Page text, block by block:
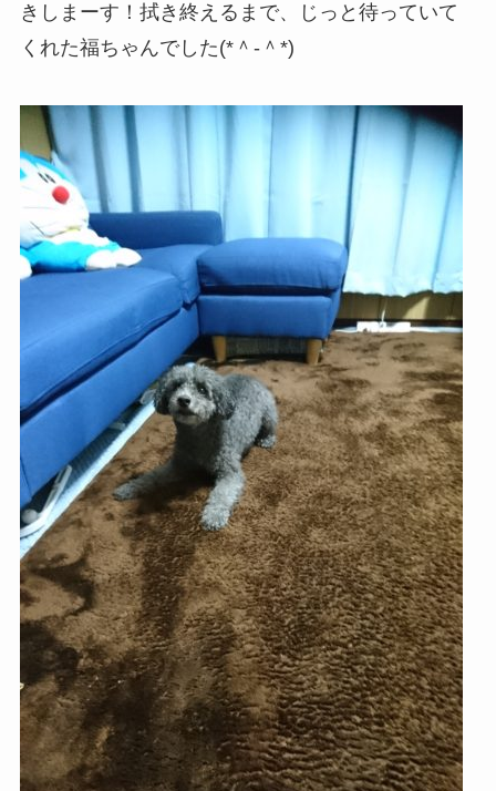
きしまーす！拭き終えるまで、じっと待っていて
くれた福ちゃんでした(*＾-＾*)